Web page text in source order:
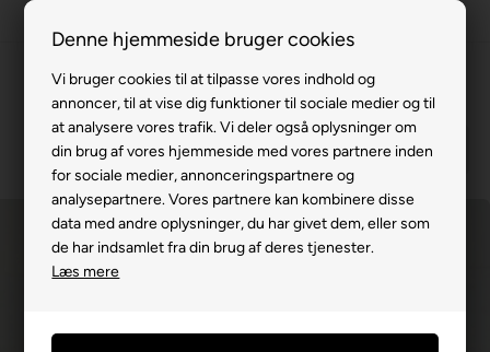
Denne hjemmeside bruger cookies
Vi bruger cookies til at tilpasse vores indhold og
annoncer, til at vise dig funktioner til sociale medier og til
at analysere vores trafik. Vi deler også oplysninger om
din brug af vores hjemmeside med vores partnere inden
for sociale medier, annonceringspartnere og
analysepartnere. Vores partnere kan kombinere disse
data med andre oplysninger, du har givet dem, eller som
de har indsamlet fra din brug af deres tjenester.
Læs mere
Gratis levering v. køb for 799,-
Service hos dig
3 års garanti
63 15 00 00